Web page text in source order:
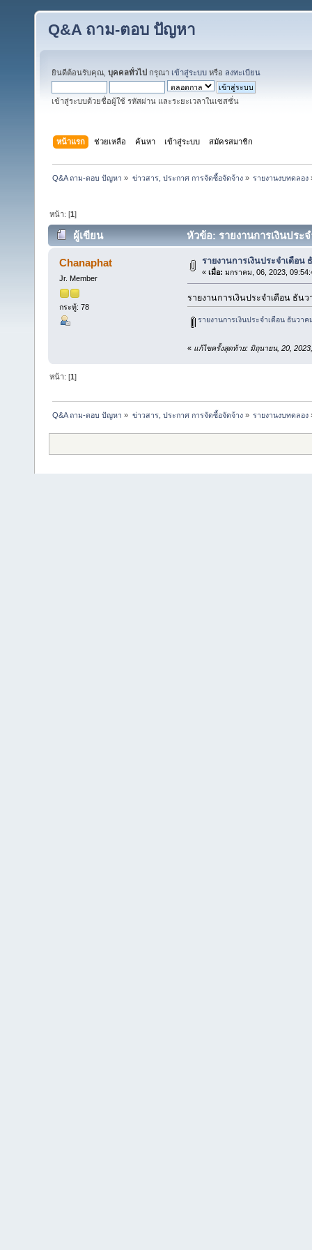
Q&A ถาม-ตอบ ปัญหา
ยินดีต้อนรับคุณ, บุคคลทั่วไป กรุณา เข้าสู่ระบบ หรือ ลงทะเบียน
เข้าสู่ระบบด้วยชื่อผู้ใช้ รหัสผ่าน และระยะเวลาในเซสชั่น
หน้าแรก ช่วยเหลือ ค้นหา เข้าสู่ระบบ สมัครสมาชิก
Q&A ถาม-ตอบ ปัญหา » ข่าวสาร, ประกาศ การจัดซื้อจัดจ้าง» รายงานงบทดลอง
หน้า: [1]
ผู้เขียน หัวข้อ: รายงานการเงินประ
Chanaphat
Jr. Member
กระทู้: 78
รายงานการเงินประจำเดือน
« เมื่อ: มกราคม, 06, 2023,
รายงานการเงินประจำเดือน ธันว
รายงานการเงินประจำเดือน ธันวาค
« แก้ไขครั้งสุดท้าย: มิถุนายน, 20,
หน้า: [1]
Q&A ถาม-ตอบ ปัญหา » ข่าวสาร, ประกาศ การจัดซื้อจัดจ้าง» รายงานงบทดลอง